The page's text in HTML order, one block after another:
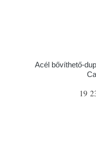
Acél bővíthető-
19